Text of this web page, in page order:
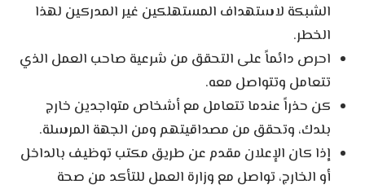
الشبكة لاستهداف المستهلكين غير المدركين لهذا
الخطر.
احرص دائماً على التحقق من شرعية صاحب العمل الذي
تتعامل وتتواصل معه.
كن حذراً عندما تتعامل مع أشخاص متواجدين خارج
بلدك، وتحقق من مصداقيتهم ومن الجهة المرسلة.
إذا كان الإعلان مقدم عن طريق مكتب توظيف بالداخل
أو الخارج، تواصل مع وزارة العمل للتأكد من صحة